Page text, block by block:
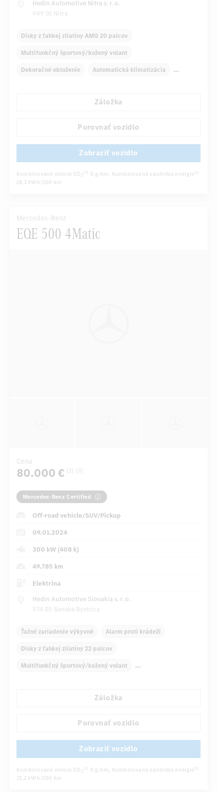
Hedin Automotive Nitra s. r. o.
949 01 Nitra
Disky z ľahkej zliatiny AMG 20 palcov
Multifunkčný športový/kožený volant
Dekoračné obloženie Automatická klimatizácia
Snímač dažďa
Záložka
Porovnať vozidlo
Zobraziť vozidlo
Kombinované emisie CO 2 [5] 0 g/km, Kombinovaná spotreba energie [5]
18,1 kWh/100 km
Mercedes-Benz
EQE 500 4Matic
Cena
80.000 € [2] [3]
Mercedes-Benz Certified
Off-road vehicle/SUV/Pickup
09.01.2024
300 kW (408 k)
49.785 km
Elektrina
Hedin Automotive Slovakia s. r. o.
974 05 Banská Bystrica
Ťažné zariadenie výkyvné Alarm proti krádeži
Disky z ľahkej zliatiny 22 palcov
Multifunkčný športový/kožený volant
Kryt nákladového priestoru
Záložka
Porovnať vozidlo
Zobraziť vozidlo
Kombinované emisie CO 2 [5] 0 g/km, Kombinovaná spotreba energie [5]
21,2 kWh/100 km